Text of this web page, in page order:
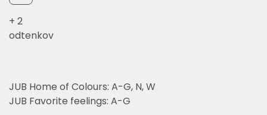
+ 2
odtenkov
JUB Home of Colours: A-G, N, W
JUB Favorite feelings: A-G